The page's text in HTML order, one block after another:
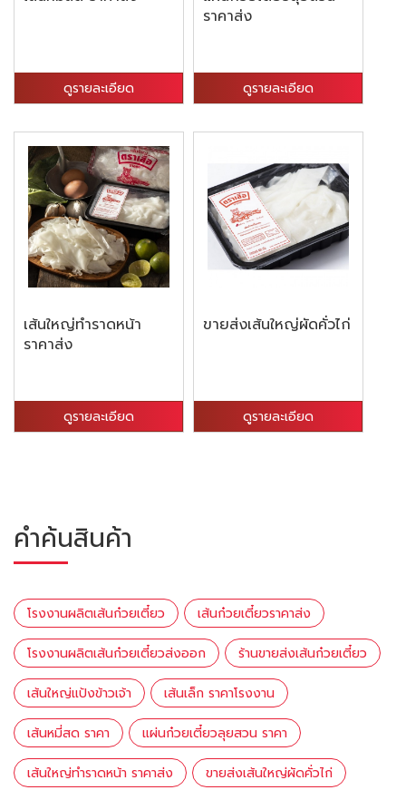
ดูรายละเอียด
ราคาส่ง
ดูรายละเอียด
เส้นใหญ่ทำราดหน้า
ราคาส่ง
ดูรายละเอียด
ขายส่งเส้นใหญ่ผัดคั่วไก่
ดูรายละเอียด
คำค้นสินค้า
โรงงานผลิตเส้นก๋วยเตี๋ยว เส้นก๋วยเตี๋ยวราคาส่ง
โรงงานผลิตเส้นก๋วยเตี๋ยวส่งออก ร้านขายส่งเส้นก๋วยเตี๋ยว
เส้นใหญ่แป้งข้าวเจ้า เส้นเล็ก ราคาโรงงาน
เส้นหมี่สด ราคา แผ่นก๋วยเตี๋ยวลุยสวน ราคา
เส้นใหญ่ทำราดหน้า ราคาส่ง ขายส่งเส้นใหญ่ผัดคั่วไก่